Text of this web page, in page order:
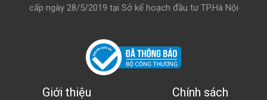
vụ thay bình ắc quy miễn phí tận nơi tại nhiều tỉnh thành
Phúc,... Hỗ trợ gửi hàng đi toàn quốc.
Khách hàng tham khảo các bình ắc quy cho xe Kia
cấp ngày 28/5/2019 tại Sở kế hoạch đầu tư TP.Hà Nội
Giới thiệu Chính sách